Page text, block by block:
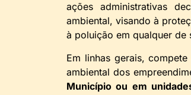
ações administrativas
ambiental, visando à
à poluição em qualquer de
Em linhas gerais,
ambiental dos
Município ou em